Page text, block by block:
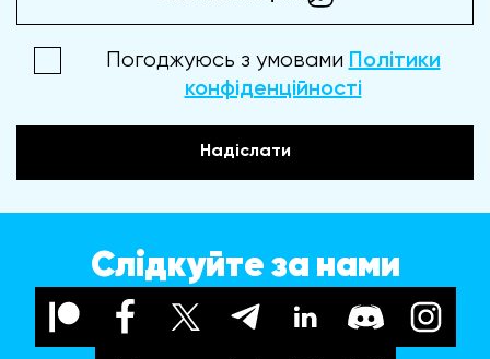
Погоджуюсь з умовами Політики
конфіденційності
Надіслати
Слідкуйте за нами